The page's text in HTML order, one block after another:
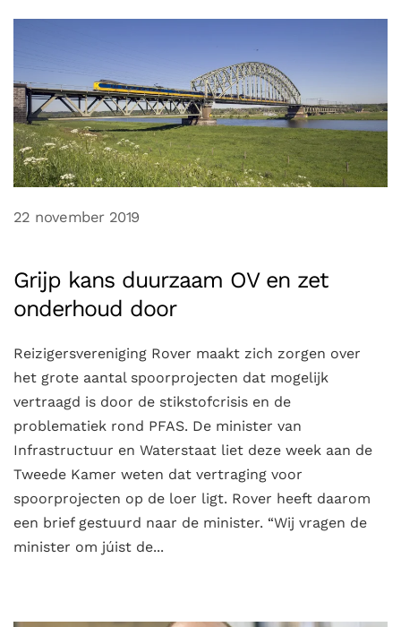
22 november 2019
Grijp kans duurzaam OV en zet
onderhoud door
Reizigersvereniging Rover maakt zich zorgen over
het grote aantal spoorprojecten dat mogelijk
vertraagd is door de stikstofcrisis en de
problematiek rond PFAS. De minister van
Infrastructuur en Waterstaat liet deze week aan de
Tweede Kamer weten dat vertraging voor
spoorprojecten op de loer ligt. Rover heeft daarom
een brief gestuurd naar de minister. “Wij vragen de
minister om júist de...